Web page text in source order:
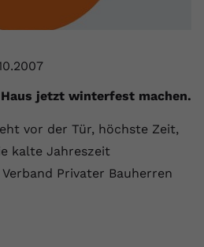
jetzt winterfest machen.
vor der Tür, höchste Zeit,
kalte Jahreszeit
Privater Bauherren